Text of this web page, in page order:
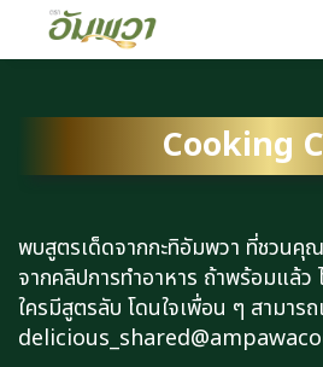
Cooking
พบสูตรเด็ดจากกะทิอัมพวา ที่ชวนคุ
จากคลิปการทำอาหาร ถ้าพร้อมแล้ว
ใครมีสูตรลับ โดนใจเพื่อน ๆ สามารถ